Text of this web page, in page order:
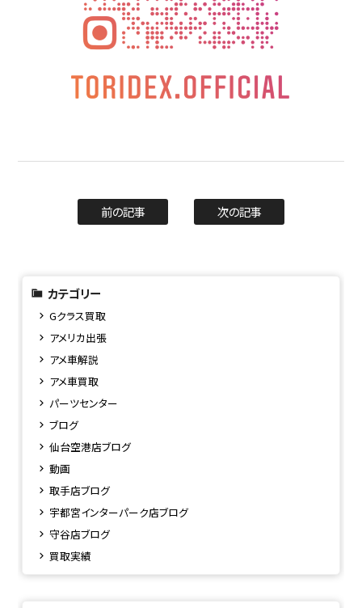
前の記事 次の記事
カテゴリー
Gクラス買取
アメリカ出張
アメ車解説
アメ車買取
パーツセンター
ブログ
仙台空港店ブログ
動画
取手店ブログ
宇都宮インターパーク店ブログ
守谷店ブログ
買取実績